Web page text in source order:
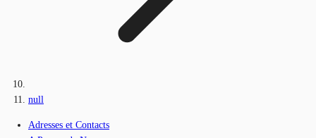
null
Adresses et Contacts